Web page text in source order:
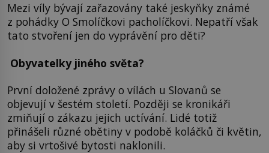
Mezi víly bývají zařazovány také jeskyňky známé
z pohádky O Smolíčkovi pacholíčkovi. Nepatří však
tato stvoření jen do vyprávění pro děti?
Obyvatelky jiného světa?
První doložené zprávy o vílách u Slovanů se
objevují v šestém století. Později se kronikáři
zmiňují o zákazu jejich uctívání. Lidé totiž
přinášeli různé obětiny v podobě koláčků či květin,
aby si vrtošivé bytosti naklonili.